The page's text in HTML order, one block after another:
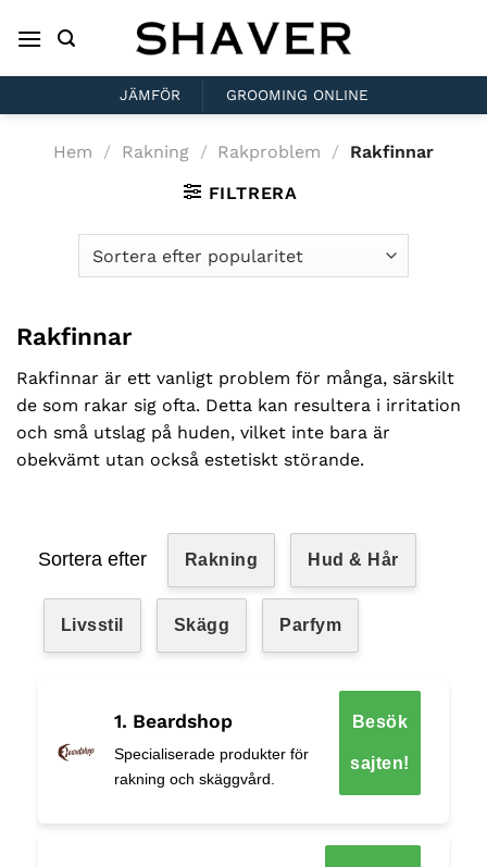
JÄMFÖR GROOMING ONLINE
Hem / Rakning / Rakproblem /
Rakfinnar
FILTRERA
Rakfinnar
Rakfinnar är ett vanligt problem för många, särskilt
de som rakar sig ofta. Detta kan resultera i irritation
och små utslag på huden, vilket inte bara är
obekvämt utan också estetiskt störande.
Sortera efter Rakning Hud & Hår
Livsstil Skägg Parfym
1. Beardshop
Specialiserade produkter för
rakning och skäggvård.
Besök
sajten!